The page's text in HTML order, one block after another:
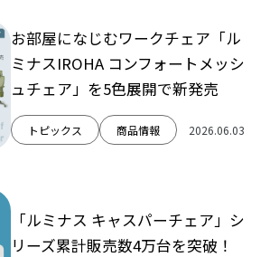
お部屋になじむワークチェア「ル
ミナスIROHA コンフォートメッシ
ュチェア」を5色展開で新発売
トピックス 商品情報 2026.06.03
「ルミナス キャスパーチェア」シ
リーズ累計販売数4万台を突破！